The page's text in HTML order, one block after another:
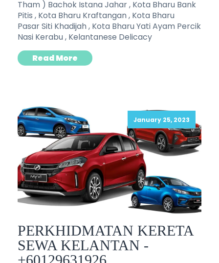
Tham ) Bachok Istana Jahar , Kota Bharu Bank
Pitis , Kota Bharu Kraftangan , Kota Bharu
Pasar Siti Khadijah , Kota Bharu Yati Ayam Percik
Nasi Kerabu , Kelantanese Delicacy
Read More
January 25, 2023
PERKHIDMATAN KERETA
SEWA KELANTAN -
+60129631926